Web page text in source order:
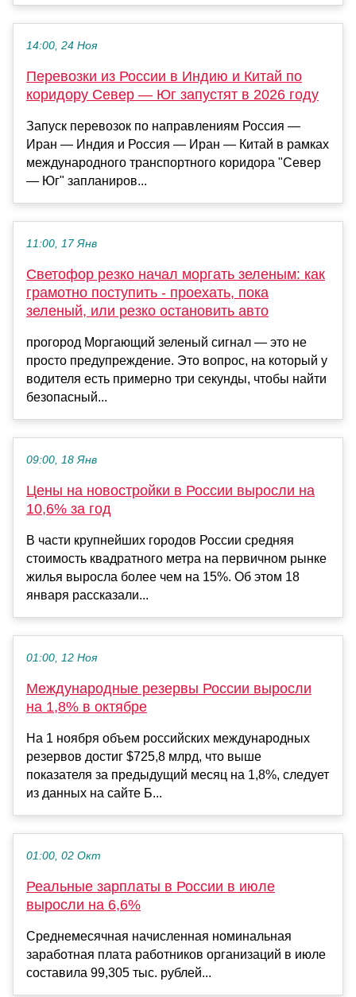
14:00, 24 Ноя
Перевозки из России в Индию и Китай по
коридору Север — Юг запустят в 2026 году
Запуск перевозок по направлениям Россия —
Иран — Индия и Россия — Иран — Китай в рамках
международного транспортного коридора "Север
— Юг" запланиров...
11:00, 17 Янв
Светофор резко начал моргать зеленым: как
грамотно поступить - проехать, пока
зеленый, или резко остановить авто
прогород Моргающий зеленый сигнал — это не
просто предупреждение. Это вопрос, на который у
водителя есть примерно три секунды, чтобы найти
безопасный...
09:00, 18 Янв
Цены на новостройки в России выросли на
10,6% за год
В части крупнейших городов России средняя
стоимость квадратного метра на первичном рынке
жилья выросла более чем на 15%. Об этом 18
января рассказали...
01:00, 12 Ноя
Международные резервы России выросли
на 1,8% в октябре
На 1 ноября объем российских международных
резервов достиг $725,8 млрд, что выше
показателя за предыдущий месяц на 1,8%, следует
из данных на сайте Б...
01:00, 02 Окт
Реальные зарплаты в России в июле
выросли на 6,6%
Среднемесячная начисленная номинальная
заработная плата работников организаций в июле
составила 99,305 тыс. рублей...